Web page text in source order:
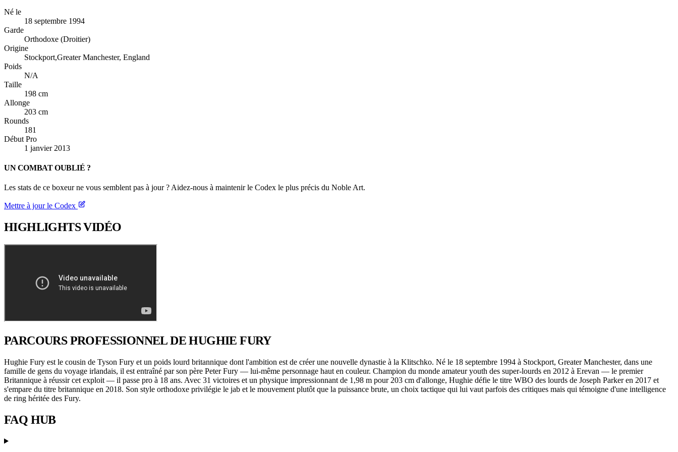
Né le
18 septembre 1994
Garde
Orthodoxe (Droitier)
Origine
Stockport,Greater Manchester, England
Poids
N/A
Taille
198 cm
Allonge
203 cm
Rounds
181
Début Pro
1 janvier 2013
UN COMBAT OUBLIÉ ?
Les stats de ce boxeur ne vous semblent pas à jour ? Aidez-nous à maintenir le Codex le plus précis du Noble Art.
Mettre à jour le Codex
HIGHLIGHTSVIDÉO
PARCOURS PROFESSIONNELDE HUGHIE FURY
Hughie Fury est le cousin de Tyson Fury et un poids lourd britannique dont l'ambition est de créer une nouvelle dynastie à la Klitschko. Né le 18 septembre 1994 à Stockport, Greater Manchester, dans une
famille de gens du voyage irlandais, il est entraîné par son père Peter Fury — lui-même personnage haut en couleur. Champion du monde amateur youth des super-lourds en 2012 à Erevan — le premier
Britannique à réussir cet exploit — il passe pro à 18 ans. Avec 31 victoires et un physique impressionnant de 1,98 m pour 203 cm d'allonge, Hughie défie le titre WBO des lourds de Joseph Parker en 2017 et
s'empare du titre britannique en 2018. Son style orthodoxe privilégie le jab et le mouvement plutôt que la puissance brute, un choix tactique qui lui vaut parfois des critiques mais qui témoigne d'une intelligence
de ring héritée des Fury.
FAQ HUB